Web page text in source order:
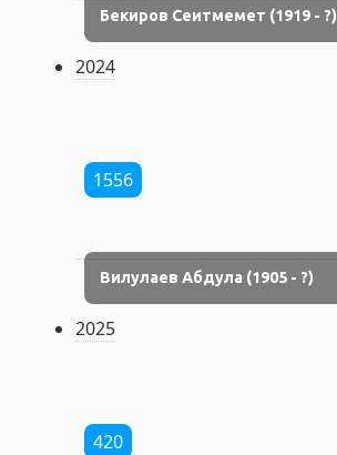
Бекиров Сеитмемет (1919 - ?)
2024
1556
Вилулаев Абдула (1905 - ?)
2025
420